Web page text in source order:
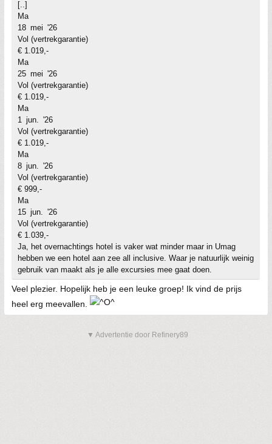
[..]
Ma
18 mei '26
Vol (vertrekgarantie)
€ 1.019,-
Ma
25 mei '26
Vol (vertrekgarantie)
€ 1.019,-
Ma
1 jun. '26
Vol (vertrekgarantie)
€ 1.019,-
Ma
8 jun. '26
Vol (vertrekgarantie)
€ 999,-
Ma
15 jun. '26
Vol (vertrekgarantie)
€ 1.039,-
Ja, het overnachtings hotel is vaker wat minder maar in Umag
hebben we een hotel aan zee all inclusive. Waar je natuurlijk weinig
gebruik van maakt als je alle excursies mee gaat doen.
Veel plezier. Hopelijk heb je een leuke groep! Ik vind de prijs
heel erg meevallen.
▼ Advertentie door Refinery89